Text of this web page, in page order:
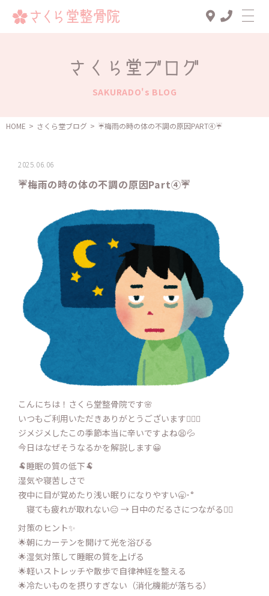
診療メニュー
スタッフ一覧
さくら堂ブログ
SAKURADO's BLOG
HOME > さくら堂ブログ > ☔梅雨の時の体の不調の原因PART④☔
2025.06.06
☔梅雨の時の体の不調の原因Part④☔
こんにちは！さくら堂整骨院です🌸
いつもご利用いただきありがとうございます🙇‍♂️✨
ジメジメしたこの季節本当に辛いですよね😫💦
今日はなぜそうなるかを解説します😀
🐏睡眠の質の低下🐏
湿気や寝苦しさで
夜中に目が覚めたり浅い眠りになりやすい‪🥱･°‬
寝ても疲れが取れない😑 → 日中のだるさにつながる😵‍💫
対策のヒント✨
︎🌟朝にカーテンを開けて光を浴びる
︎🌟湿気対策して睡眠の質を上げる
︎🌟軽いストレッチや散歩で自律神経を整える
︎🌟冷たいものを摂りすぎない（消化機能が落ちる）